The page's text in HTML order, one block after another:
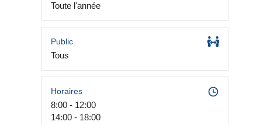
Toute l'année
Public
Tous
Horaires
8:00 - 12:00
14:00 - 18:00